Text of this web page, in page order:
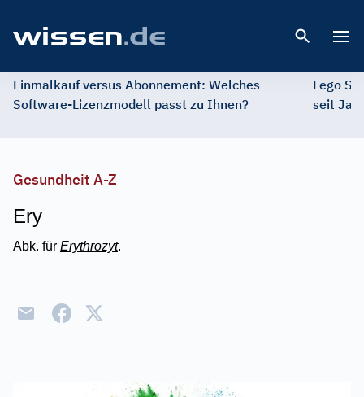
Einmalkauf versus Abonnement: Welches
Software-Lizenzmodell passt zu Ihnen?
Lego
seit
Gesundheit A-Z
Ery
Abk. für Erythrozyt.